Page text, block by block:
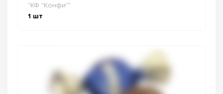
"КФ "Конфи""
1 шт